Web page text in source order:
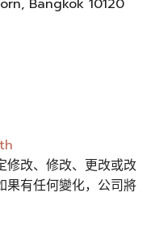
Bangkok 10120
修改、修改、更改或改
果有任何變化，公司將